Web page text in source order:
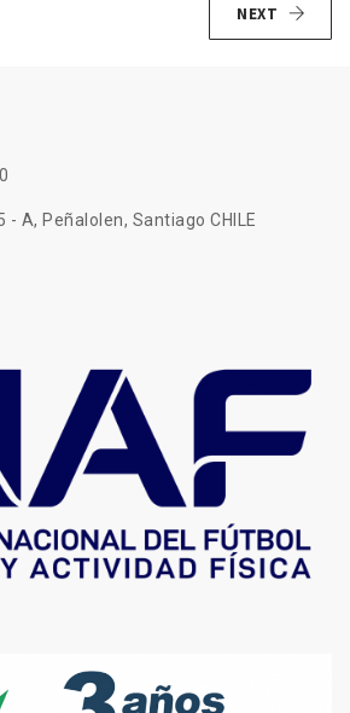
NEXT
- A, Peñalolen, Santiago CHILE